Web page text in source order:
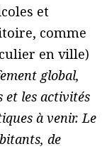
et
comme
en ville)
global,
et les activités
à venir. Le
de